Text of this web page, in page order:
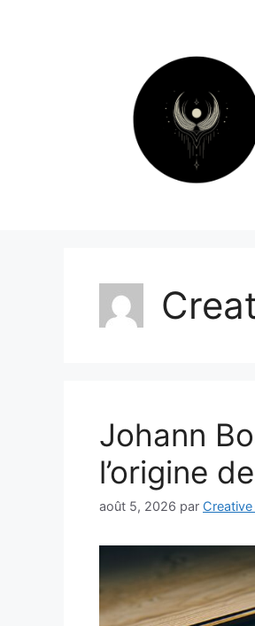
Johann
l’origine
août 5, 2026 par Creative